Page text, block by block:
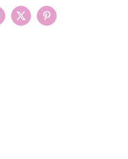
X Pinterest